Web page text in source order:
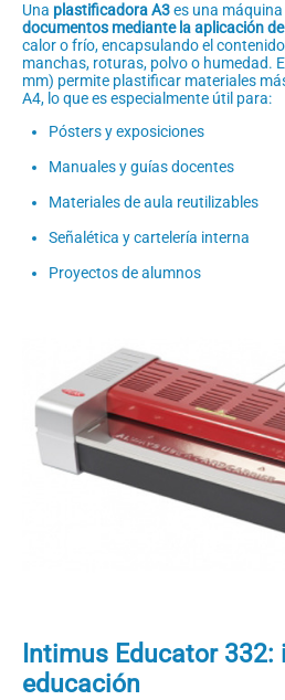
Una plastificadora A3es una
documentos mediante la aplicación
calor o frío, encapsulando el
manchas, roturas, polvo o humedad.
mm) permite plastificar materiales
A4, lo que es especialmente útil para:
Pósters y exposiciones
Manuales y guías docentes
Materiales de aula reutilizables
Señalética y cartelería interna
Proyectos de alumnos
Intimus Educator 332:
educación